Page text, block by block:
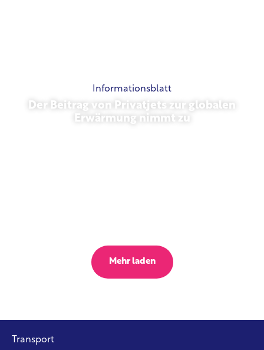
Informationsblatt
Der Beitrag von Privatjets zur globalen
Erwärmung nimmt zu
Mehr laden
Transport